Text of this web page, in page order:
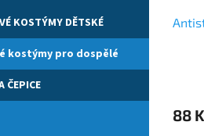
KOSTÝMY DĚTSKÉ
kostýmy pro dospělé
ČEPICE
je
88